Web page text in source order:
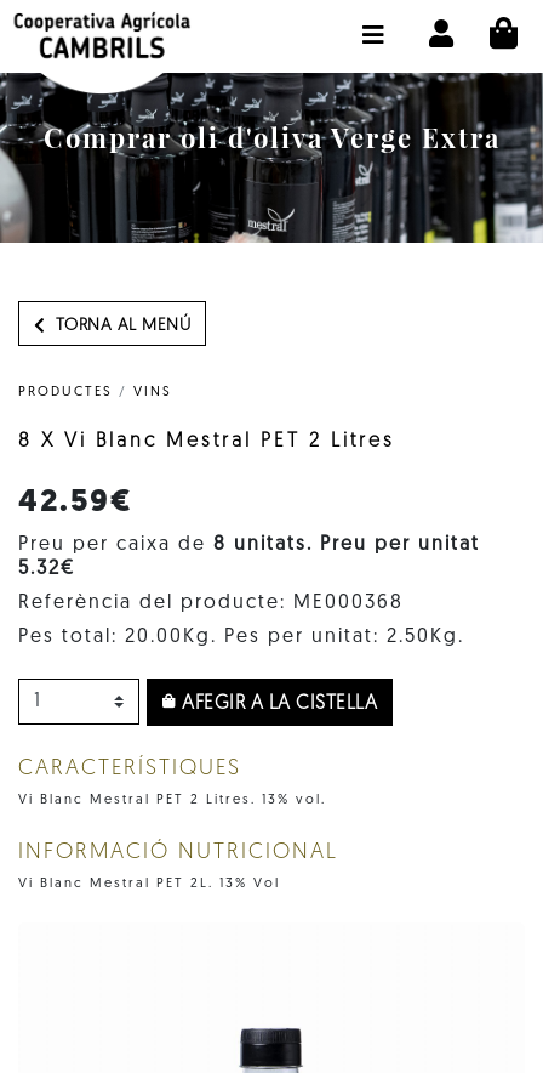
Comprar oli d'oliva Verge Extra
TORNA AL MENÚ
PRODUCTES / VINS
8 X Vi Blanc Mestral PET 2 Litres
42.59€
Preu per caixa de 8 unitats. Preu per unitat
5.32€
Referència del producte: ME000368
Pes total: 20.00Kg. Pes per unitat: 2.50Kg.
AFEGIR A LA CISTELLA
CARACTERÍSTIQUES
Vi Blanc Mestral PET 2 Litres. 13% vol.
INFORMACIÓ NUTRICIONAL
Vi Blanc Mestral PET 2L. 13% Vol
BOTIGA COMPRA ONLINE
LA COOPERATIVA
OLEOTOUR
PRODUCTES
EL NOSTRE OLI
SELECCIONAR IDIOMA: